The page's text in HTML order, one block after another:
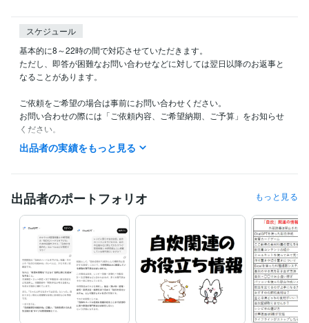
スケジュール
基本的に8～22時の間で対応させていただきます。
ただし、即答が困難なお問い合わせなどに対しては翌日以降のお返事と
なることがあります。
ご依頼をご希望の場合は事前にお問い合わせください。
お問い合わせの際には「ご依頼内容、ご希望納期、ご予算」をお知らせ
ください。
「見積り・カスタマイズの相談をする」からご連絡をいただく場合は提
見積もりを出すためには最初にいただいたメッセージに加え、いくつか
質問をさせていただき詳細を確認してからの対応となることがありま
す。
そのため余裕を持った時間の確保を目的とし1週間～10日の提案期限を
設けていただければと思います。
経験職種
ライフスタイル・その他 / その他 経験年数 : 18年
出品者の実績をもっと見る
出品者のポートフォリオ もっと見る